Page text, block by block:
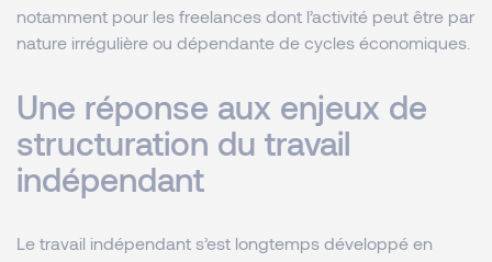
notamment pour les freelances dont l’activité peut être par
nature irrégulière ou dépendante de cycles économiques.
Une réponse aux enjeux de
structuration du travail
indépendant
Le travail indépendant s’est longtemps développé en